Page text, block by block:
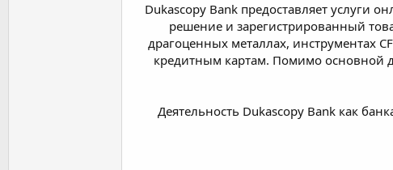
Dukascopy Bank предоставляет услуги
решение и зарегистрированный
драгоценных металлах, инструментах
кредитным картам. Помимо основной
Деятельность Dukascopy Bank как